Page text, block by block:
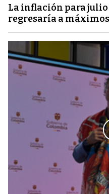
La inflación para julio
regresaría a máximos